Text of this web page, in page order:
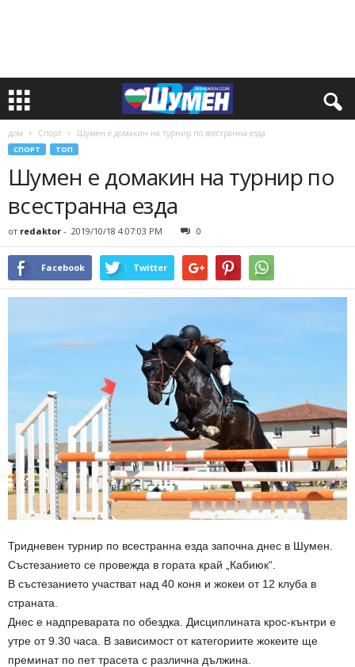
дом Спорт Шумен е домакин на турнир по всестранна езда
СПОРТ ТОП
Шумен е домакин на турнир по
всестранна езда
от redaktor - 2019/10/18 4:07:03 PM 0
Facebook Twitter
Тридневен турнир по всестранна езда започна днес в Шумен.
Състезанието се провежда в гората край „Кабиюк“.
В състезанието участват над 40 коня и жокеи от 12 клуба в
страната.
Днес е надпреварата по обездка. Дисциплината крос-кънтри е
утре от 9.30 часа. В зависимост от категориите жокеите ще
преминат по пет трасета с различна дължина.